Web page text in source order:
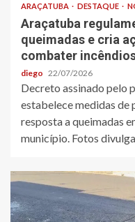
ARAÇATUBA DESTAQUE
Araçatuba
queimadas e cria
combater
diego 22/07/2026
Decreto assinado pelo
estabelece medidas de
resposta a queimadas
município. Fotos